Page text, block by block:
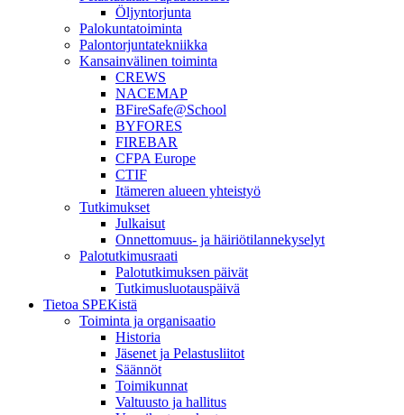
Öljyntorjunta
Palokuntatoiminta
Palontorjuntatekniikka
Kansainvälinen toiminta
CREWS
NACEMAP
BFireSafe@School
BYFORES
FIREBAR
CFPA Europe
CTIF
Itämeren alueen yhteistyö
Tutkimukset
Julkaisut
Onnettomuus- ja häiriötilannekyselyt
Palotutkimusraati
Palotutkimuksen päivät
Tutkimusluotauspäivä
Tietoa SPEKistä
Toiminta ja organisaatio
Historia
Jäsenet ja Pelastusliitot
Säännöt
Toimikunnat
Valtuusto ja hallitus